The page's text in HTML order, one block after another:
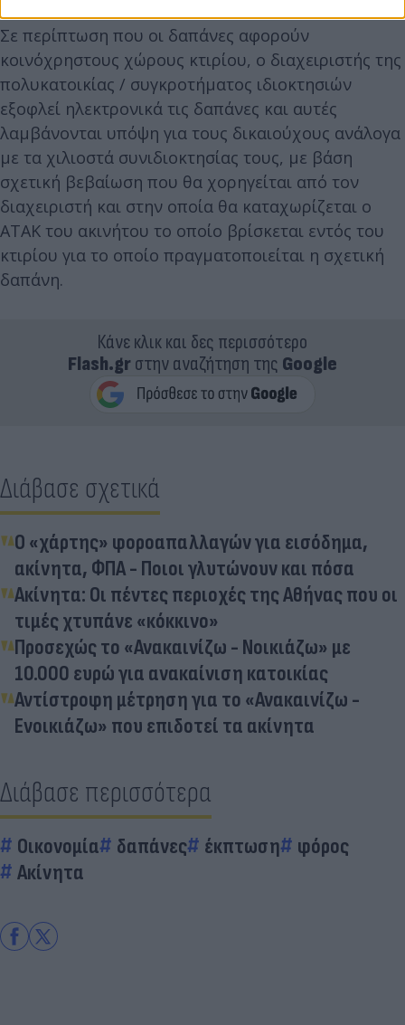
Σε περίπτωση που οι δαπάνες αφορούν
κοινόχρηστους χώρους κτιρίου, ο διαχειριστής της
πολυκατοικίας / συγκροτήματος ιδιοκτησιών
εξοφλεί ηλεκτρονικά τις δαπάνες και αυτές
λαμβάνονται υπόψη για τους δικαιούχους ανάλογα
με τα χιλιοστά συνιδιοκτησίας τους, με βάση
σχετική βεβαίωση που θα χορηγείται από τον
διαχειριστή και στην οποία θα καταχωρίζεται ο
ΑΤΑΚ του ακινήτου το οποίο βρίσκεται εντός του
κτιρίου για το οποίο πραγματοποιείται η σχετική
δαπάνη.
Κάνε κλικ και δες περισσότερο
Flash.grστην αναζήτηση της Google
Διάβασε σχετικά
Ο «χάρτης» φοροαπαλλαγών για εισόδημα,
ακίνητα, ΦΠΑ - Ποιοι γλυτώνουν και πόσα
Ακίνητα: Οι πέντες περιοχές της Αθήνας που οι
τιμές χτυπάνε «κόκκινο»
Προσεχώς το «Ανακαινίζω - Νοικιάζω» με
10.000 ευρώ για ανακαίνιση κατοικίας
Αντίστροφη μέτρηση για το «Ανακαινίζω -
Ενοικιάζω» που επιδοτεί τα ακίνητα
Διάβασε περισσότερα
Οικονομία δαπάνες έκπτωση
φόρος
Ακίνητα